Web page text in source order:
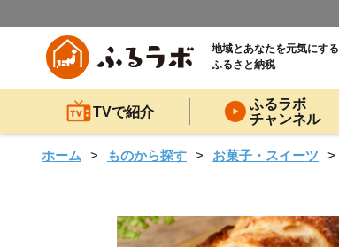
地域とあなたを元気にする
ふるさと納税
TVで紹介
ふるラボ
チャンネル
ホーム ものから探す お菓子・スイーツ